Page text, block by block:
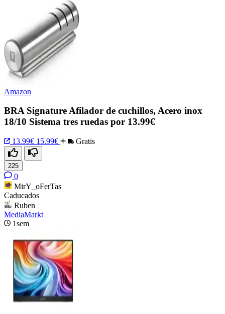
Amazon
BRA Signature Afilador de cuchillos, Acero inox
18/10 Sistema tres ruedas por 13.99€
13.99€ 15.99€ Gratis
225
0
MirY_oFerTas
Caducados
Ruben
MediaMarkt
1sem